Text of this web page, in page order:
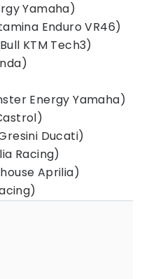
Yamaha)
Enduro VR46)
KTM Tech3)
Energy Yamaha)
Ducati)
Racing)
Aprilia)